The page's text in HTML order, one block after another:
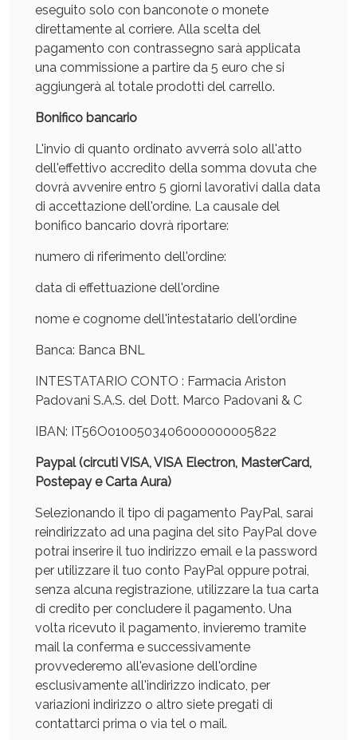
eseguito solo con banconote o monete
direttamente al corriere. Alla scelta del
pagamento con contrassegno sarà applicata
una commissione a partire da 5 euro che si
aggiungerà al totale prodotti del carrello.
Bonifico bancario
L'invio di quanto ordinato avverrà solo all'atto
dell'effettivo accredito della somma dovuta che
dovrà avvenire entro 5 giorni lavorativi dalla data
di accettazione dell'ordine. La causale del
bonifico bancario dovrà riportare:
numero di riferimento dell'ordine:
data di effettuazione dell'ordine
nome e cognome dell'intestatario dell'ordine
Banca: Banca BNL
INTESTATARIO CONTO : Farmacia Ariston
Padovani S.A.S. del Dott. Marco Padovani & C
IBAN: IT56O0100503406000000005822
Paypal (circuti VISA, VISA Electron, MasterCard,
Postepay e Carta Aura)
Selezionando il tipo di pagamento PayPal, sarai
reindirizzato ad una pagina del sito PayPal dove
potrai inserire il tuo indirizzo email e la password
per utilizzare il tuo conto PayPal oppure potrai,
senza alcuna registrazione, utilizzare la tua carta
di credito per concludere il pagamento. Una
volta ricevuto il pagamento, invieremo tramite
mail la conferma e successivamente
provvederemo all'evasione dell'ordine
esclusivamente all'indirizzo indicato, per
variazioni indirizzo o altro siete pregati di
contattarci prima o via tel o mail.
Sconto fino al 55% disponibile oggi!
Benessere Intestinale: Sconto fino al 55% valido
oggi!